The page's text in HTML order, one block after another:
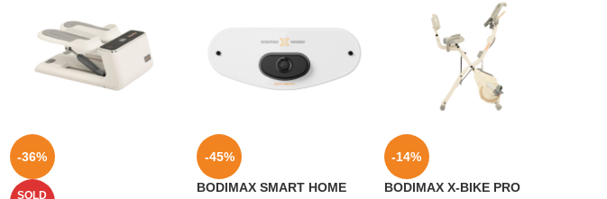
-36%
SOLD
-45%
BODIMAX SMART HOME
-14%
BODIMAX X-BIKE PRO